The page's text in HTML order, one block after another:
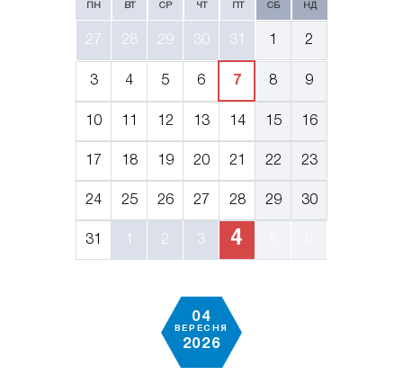
ПН ВТ СР ЧТ ПТ СБ НД
27 28 29 30 31 1 2
3 4 5 6 7 8 9
10 11 12 13 14 15 16
17 18 19 20 21 22 23
24 25 26 27 28 29 30
31 1 2 3 4
04
ВЕРЕСНЯ
2026